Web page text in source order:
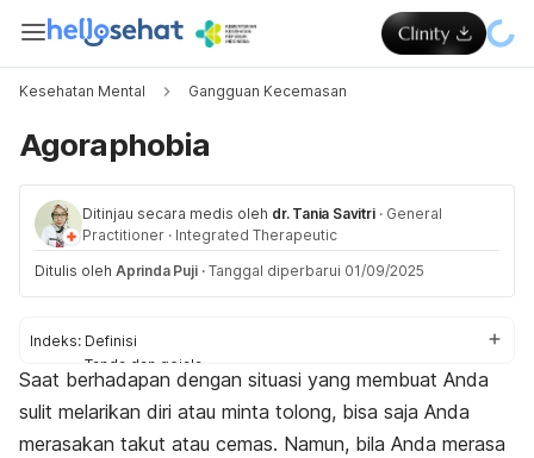
Kesehatan Mental Gangguan Kecemasan
Agoraphobia
Ditinjau secara medis oleh dr. Tania Savitri · General
Practitioner · Integrated Therapeutic
Ditulis oleh Aprinda Puji · Tanggal diperbarui 01/09/2025
Indeks: Definisi
Tanda dan gejala
Penyebab
Faktor risiko
Komplikasi
Saat berhadapan dengan situasi yang membuat Anda
sulit melarikan diri atau minta tolong, bisa saja Anda
merasakan takut atau cemas. Namun, bila Anda merasa